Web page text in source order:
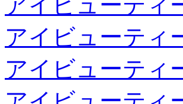
アイビューティ
アイビューティ